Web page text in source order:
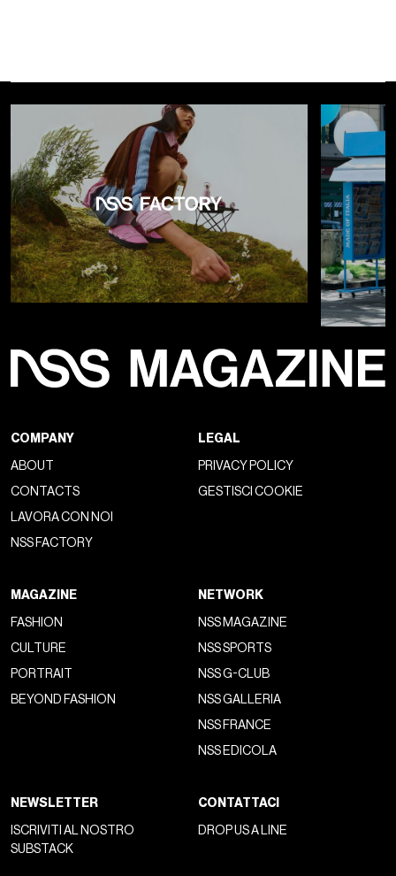
COMPANY
ABOUT
CONTACTS
LAVORA CON NOI
NSS FACTORY
LEGAL
PRIVACY POLICY
GESTISCI COOKIE
MAGAZINE
FASHION
CULTURE
PORTRAIT
BEYOND FASHION
NETWORK
NSS MAGAZINE
NSS SPORTS
NSS G-CLUB
NSS GALLERIA
NSS FRANCE
NSS EDICOLA
NEWSLETTER
ISCRIVITI AL NOSTRO
SUBSTACK
CONTATTACI
DROP US A LINE